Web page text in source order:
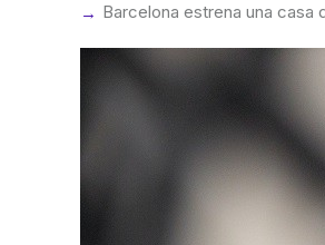
Barcelona estrena una